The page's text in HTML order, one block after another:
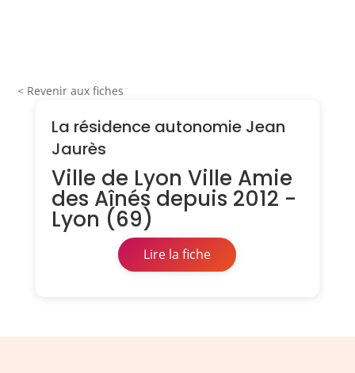
< Revenir aux fiches
La résidence autonomie Jean
Jaurès
Ville de Lyon Ville Amie
des Aînés depuis 2012 -
Lyon (69)
Lire la fiche